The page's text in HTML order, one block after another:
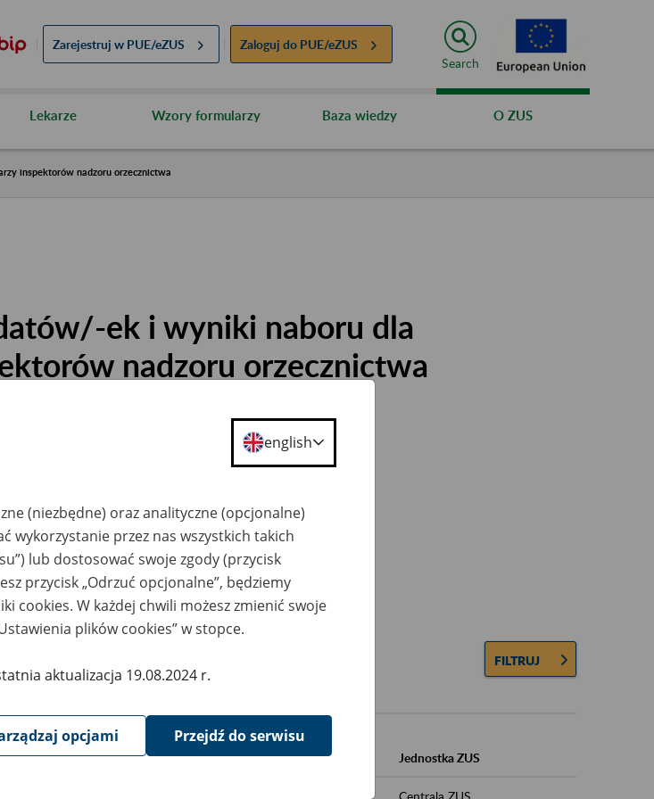
Zarejestruj w PUE/eZUS Zaloguj do PUE/eZUS
Search
Lekarze Wzory formularzy Baza wiedzy O ZUS
inspektorów nadzoru orzecznictwa
ek i wyniki naboru dla
nadzoru orzecznictwa
Data publikacji do
FILTRUJ
Ogłoszenie na stanowisko Jednostka ZUS
Centrala ZUS
english
(niezbędne) oraz analityczne (opcjonalne)
wykorzystanie przez nas wszystkich takich
lub dostosować swoje zgody (przycisk
przycisk „Odrzuć opcjonalne”, będziemy
cookies. W każdej chwili możesz zmienić swoje
plików cookies” w stopce.
aktualizacja 19.08.2024 r.
opcjami Przejdź do serwisu